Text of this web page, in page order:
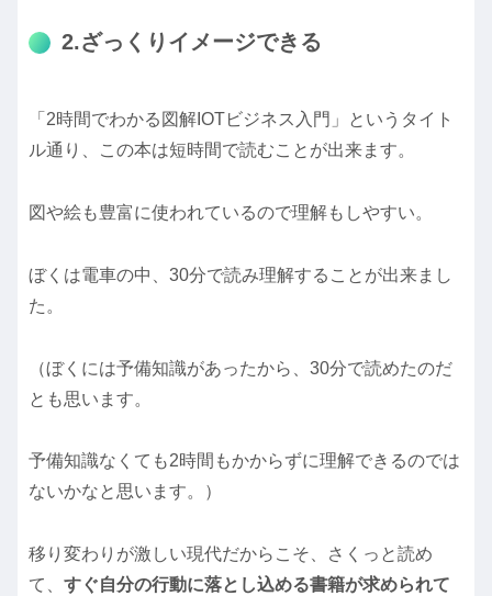
2.ざっくりイメージできる
「2時間でわかる図解IOTビジネス入門」というタイト
ル通り、この本は短時間で読むことが出来ます。
図や絵も豊富に使われているので理解もしやすい。
ぼくは電車の中、30分で読み理解することが出来まし
た。
（ぼくには予備知識があったから、30分で読めたのだ
とも思います。
予備知識なくても2時間もかからずに理解できるのでは
ないかなと思います。）
移り変わりが激しい現代だからこそ、さくっと読め
て、 すぐ自分の行動に落とし込める書籍が求められて